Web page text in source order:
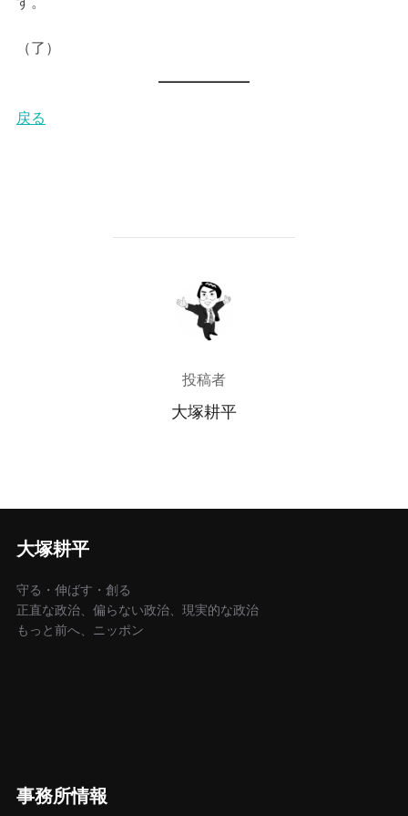
（了）
戻る
投稿者
投稿者
大塚耕平
大塚耕平
守る・伸ばす・創る
正直な政治、偏らない政治、現実的な政治
もっと前へ、ニッポン
事務所情報